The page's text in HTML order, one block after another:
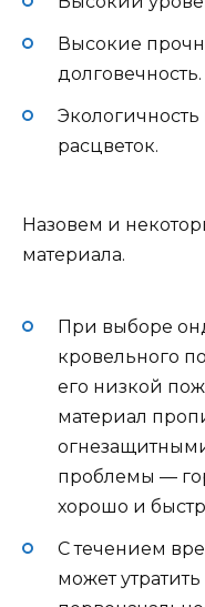
Высокие
долговечность.
расцветок.
Назовем и
материала.
При выборе
кровельного
его низкой
материал
проблемы —
хорошо и
С течением
может